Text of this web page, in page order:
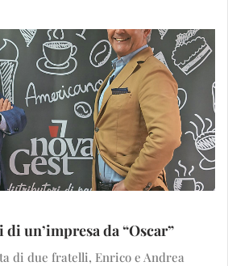
un’impresa da “Oscar”
di due fratelli, Enrico e Andrea